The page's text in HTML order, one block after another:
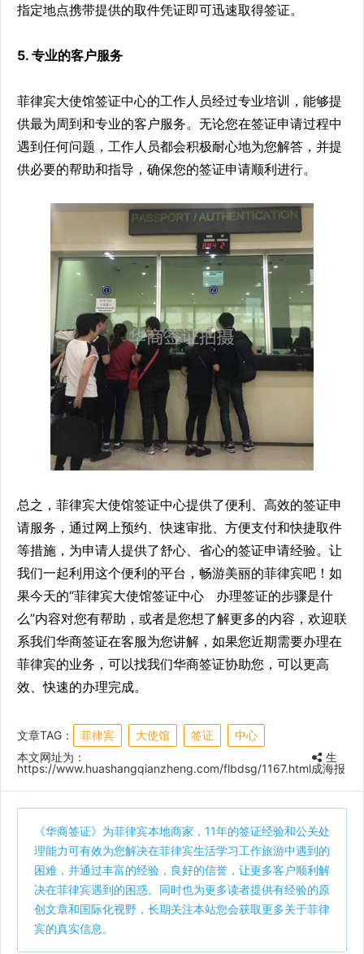
指定地点携带提供的取件凭证即可迅速取得签证。
5. 专业的客户服务
菲律宾大使馆签证中心的工作人员经过专业培训，能够提
供最为周到和专业的客户服务。无论您在签证申请过程中
遇到任何问题，工作人员都会积极耐心地为您解答，并提
供必要的帮助和指导，确保您的签证申请顺利进行。
总之，菲律宾大使馆签证中心提供了便利、高效的签证申
请服务，通过网上预约、快速审批、方便支付和快捷取件
等措施，为申请人提供了舒心、省心的签证申请经验。让
我们一起利用这个便利的平台，畅游美丽的菲律宾吧！如
果今天的“菲律宾大使馆签证中心 办理签证的步骤是什
么”内容对您有帮助，或者是您想了解更多的内容，欢迎联
系我们华商签证在客服为您讲解，如果您近期需要办理在
菲律宾的业务，可以找我们华商签证协助您，可以更高
效、快速的办理完成。
文章TAG： 菲律宾 大使馆 签证
中心
本文网址为：
https://www.huashangqianzheng.com/flbdsg/1167.html
生
成海报
《华商签证》为菲律宾本地商家，11年的签证经验和公关处
理能力可有效为您解决在菲律宾生活学习工作旅游中遇到的
困难，并通过丰富的经验，良好的信誉，让更多客户顺利解
决在菲律宾遇到的困惑。同时也为更多读者提供有经验的原
创文章和国际化视野，长期关注本站您会获取更多关于菲律
宾的真实信息。